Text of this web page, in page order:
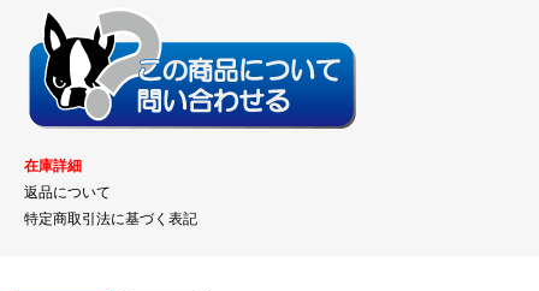
在庫詳細
返品について
特定商取引法に基づく表記